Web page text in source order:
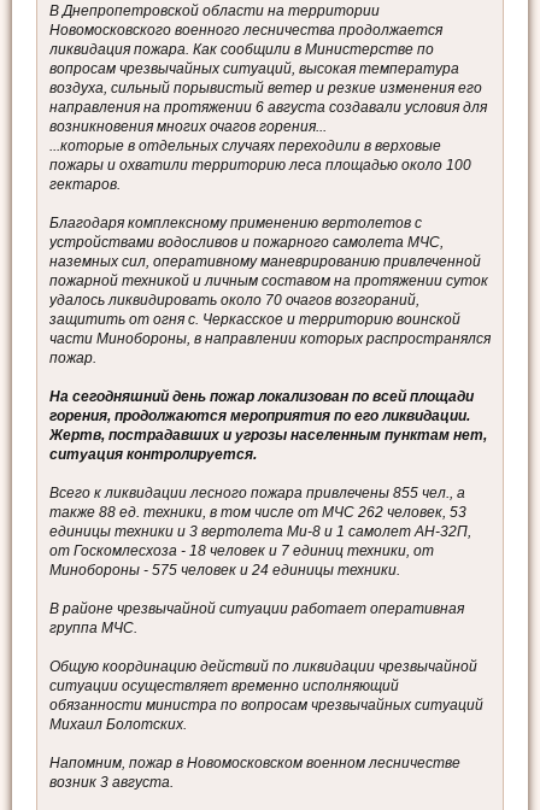
В Днепропетровской области на территории
Новомосковского военного лесничества продолжается
ликвидация пожара. Как сообщили в Министерстве по
вопросам чрезвычайных ситуаций, высокая температура
воздуха, сильный порывистый ветер и резкие изменения его
направления на протяжении 6 августа создавали условия для
возникновения многих очагов горения...
...которые в отдельных случаях переходили в верховые
пожары и охватили территорию леса площадью около 100
гектаров.
Благодаря комплексному применению вертолетов с
устройствами водосливов и пожарного самолета МЧС,
наземных сил, оперативному маневрированию привлеченной
пожарной техникой и личным составом на протяжении суток
удалось ликвидировать около 70 очагов возгораний,
защитить от огня с. Черкасское и территорию воинской
части Минобороны, в направлении которых распространялся
пожар.
На сегодняшний день пожар локализован по всей площади
горения, продолжаются мероприятия по его ликвидации.
Жертв, пострадавших и угрозы населенным пунктам нет,
ситуация контролируется.
Всего к ликвидации лесного пожара привлечены 855 чел., а
также 88 ед. техники, в том числе от МЧС 262 человек, 53
единицы техники и 3 вертолета Ми-8 и 1 самолет АН-32П,
от Госкомлесхоза - 18 человек и 7 единиц техники, от
Минобороны - 575 человек и 24 единицы техники.
В районе чрезвычайной ситуации работает оперативная
группа МЧС.
Общую координацию действий по ликвидации чрезвычайной
ситуации осуществляет временно исполняющий
обязанности министра по вопросам чрезвычайных ситуаций
Михаил Болотских.
Напомним, пожар в Новомосковском военном лесничестве
возник 3 августа.